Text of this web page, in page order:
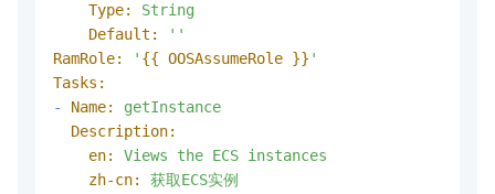
Type:
String
Default:
''
RamRole:
' {{ OOSAssumeRole }} '
Tasks:
-
Name:
getInstance
Description:
en:
Views the ECS instances
zh-cn:
获取ECS实例